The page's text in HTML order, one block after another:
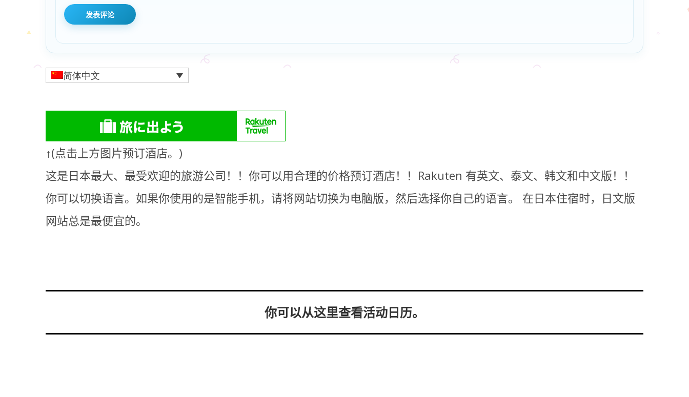
简体中文
↑(点击上方图片预订酒店。)
这是日本最大、最受欢迎的旅游公司！！你可以用合理的价格预订酒店！！Rakuten 有英文、泰文、韩文和中文版！！
你可以切换语言。如果你使用的是智能手机，请将网站切换为电脑版，然后选择你自己的语言。
在日本住宿时，日文版
网站总是最便宜的。
你可以从这里查看活动日历。